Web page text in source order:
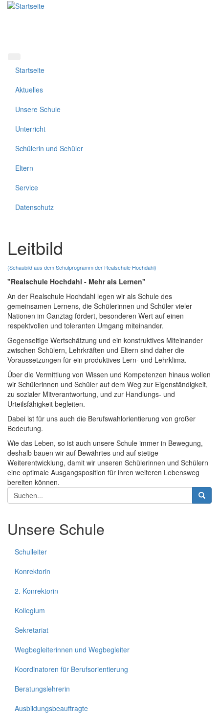
Direkt
Startseite
Aktuelles
Unsere Schule
Unterricht
Schülerin und Schüler
Eltern
Service
Datenschutz
Leitbild
(Schaubild aus dem Schulprogramm der Realschule Hochdahl)
"Realschule Hochdahl - Mehr als Lernen"
An der Realschule Hochdahl legen wir als Schule des
gemeinsamen Lernens, die Schülerinnen und Schüler vieler
Nationen im Ganztag fördert, besonderen Wert auf einen
respektvollen und toleranten Umgang miteinander.
Gegenseitige Wertschätzung und ein konstruktives Miteinander
zwischen Schülern, Lehrkräften und Eltern sind daher die
Voraussetzungen für ein produktives Lern- und Lehrklima.
Über die Vermittlung von Wissen und Kompetenzen hinaus wollen
wir Schülerinnen und Schüler auf dem Weg zur Eigenständigkeit,
zu sozialer Mitverantwortung, und zur Handlungs- und
Urteilsfähigkeit begleiten.
Dabei ist für uns auch die Berufswahlorientierung von großer
Bedeutung.
Wie das Leben, so ist auch unsere Schule immer in Bewegung,
deshalb bauen wir auf Bewährtes und auf stetige
Weiterentwicklung, damit wir unseren Schülerinnen und Schülern
eine optimale Ausgangsposition für ihren weiteren Lebensweg
bereiten können.
Suchformular
Unsere Schule
Schulleiter
Konrektorin
2. Konrektorin
Kollegium
Sekretariat
Wegbegleiterinnen und Wegbegleiter
Koordinatoren für Berufsorientierung
Beratungslehrerin
Ausbildungsbeauftragte